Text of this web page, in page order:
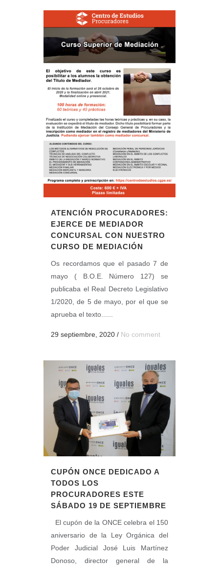
ATENCIÓN PROCURADORES:
EJERCE DE MEDIADOR
CONCURSAL CON NUESTRO
CURSO DE MEDIACIÓN
Os recordamos que el pasado 7 de
mayo ( B.O.E. Número 127) se
publicaba el Real Decreto Legislativo
1/2020, de 5 de mayo, por el que se
aprueba el texto......
29 septiembre, 2020 / No comment
CUPÓN ONCE DEDICADO A
TODOS LOS
PROCURADORES ESTE
SÁBADO 19 DE SEPTIEMBRE
El cupón de la ONCE celebra el 150
aniversario de la Ley Orgánica del
Poder Judicial José Luis Martínez
Donoso, director general de la